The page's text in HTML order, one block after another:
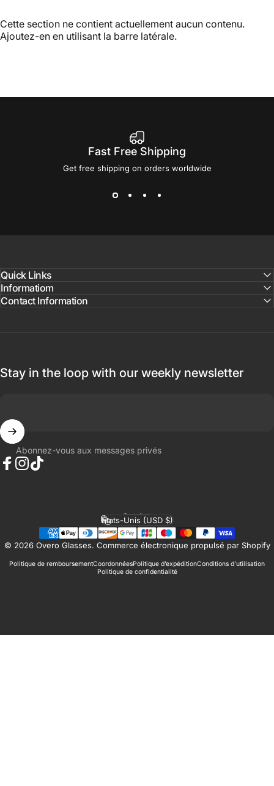
Cette section ne contient actuellement aucun contenu.
Ajoutez-en en utilisant la barre latérale.
Fast Free Shipping
Get free shipping on orders worldwide
Quick Links
Informatiom
Contact Information
Stay in the loop with our weekly newsletter
Abonnez-vous aux messages privés
© 2026 Overo Glasses. Commerce électronique propulsé par Shopify
Politique de remboursementCoordonnéesPolitique d’expéditionConditions d’utilisation
Politique de confidentialité
Langue
Pays/région
États-Unis (USD $)